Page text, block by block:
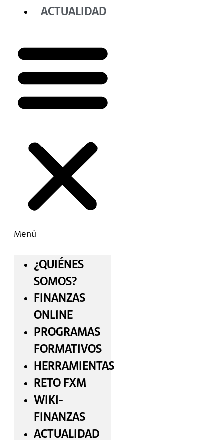
ACTUALIDAD
Menú
¿QUIÉNES
SOMOS?
FINANZAS
ONLINE
PROGRAMAS
FORMATIVOS
HERRAMIENTAS
RETO FXM
WIKI-
FINANZAS
ACTUALIDAD